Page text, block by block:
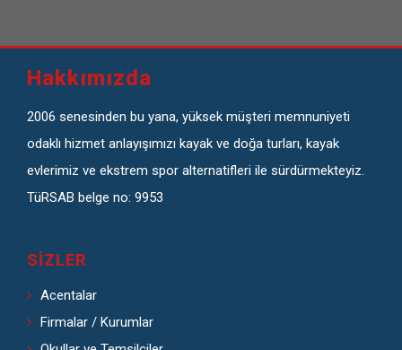
Hakkımızda
2006 senesinden bu yana, yüksek müşteri memnuniyeti
odaklı hizmet anlayışımızı kayak ve doğa turları, kayak
evlerimiz ve ekstrem spor alternatifleri ile sürdürmekteyiz.
TüRSAB belge no: 9953
SIZLER
Acentalar
Firmalar / Kurumlar